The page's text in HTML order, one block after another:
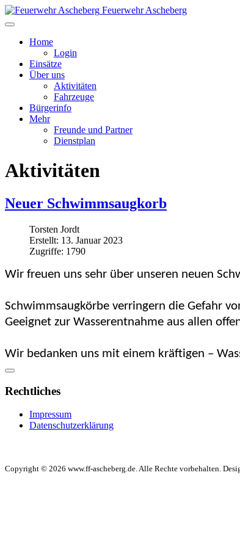
Feuerwehr Ascheberg
Home
Login
Einsätze
Über uns
Aktivitäten
Fahrzeuge
Bürgerinfo
Mehr
Freunde und Partner
Dienstplan
Aktivitäten
Neuer Schwimmsaugkorb
Torsten Jordt
Erstellt: 13. Januar 2023
Zugriffe: 1790
Wir freuen uns sehr über unseren neuen
Schwimmsaugkörbe verringern die Gefahr
Geeignet zur Wasserentnahme aus allen
Wir bedanken uns mit einem kräftigen –
Rechtliches
Impressum
Datenschutzerklärung
Copyright © 2026 www.ff-ascheberg.de. Alle Rechte vorbehalten.